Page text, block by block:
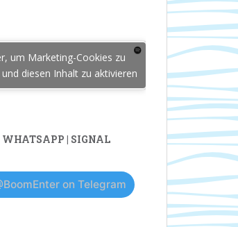
um Marketing-Cookies zu
diesen Inhalt zu aktivieren
WHATSAPP | SIGNAL
on Telegram